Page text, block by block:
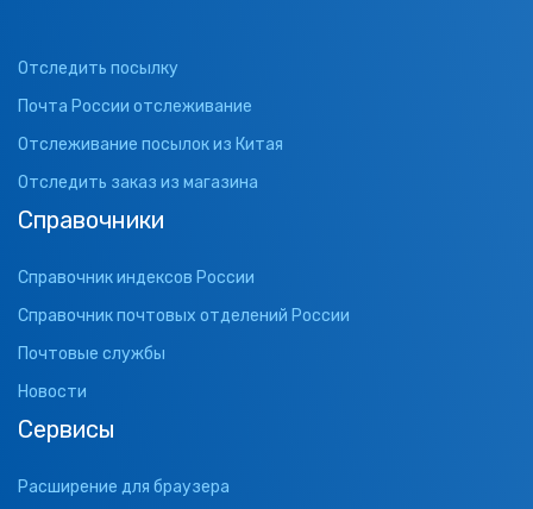
Отследить посылку
Почта России отслеживание
Отслеживание посылок из Китая
Отследить заказ из магазина
Справочники
Справочник индексов России
Справочник почтовых отделений России
Почтовые службы
Новости
Сервисы
Расширение для браузера